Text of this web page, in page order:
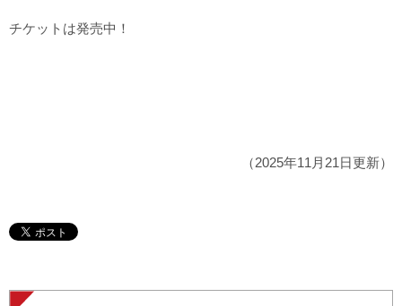
チケットは発売中！
（2025年11月21日更新）